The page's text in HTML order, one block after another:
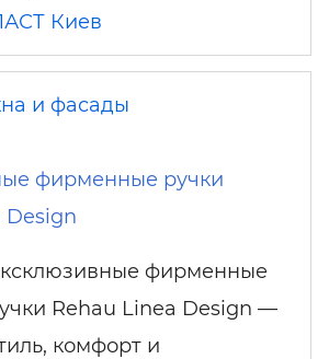
Киев
и фасады
фирменные ручки
Design
фирменные
Rehau Linea Design —
комфорт и